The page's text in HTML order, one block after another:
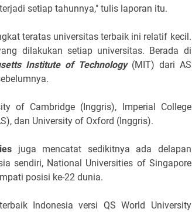
setiap tahunnya," tulis laporan itu.
teratas universitas terbaik ini relatif kecil.
dilakukan setiap universitas. Berada di
Institute of Technology(MIT) dari AS
of Cambridge (Inggris), Imperial College
dan University of Oxford (Inggris).
juga mencatat sedikitnya ada delapan
sendiri, National Universities of Singapore
posisi ke-22 dunia.
Indonesia versi QS World University